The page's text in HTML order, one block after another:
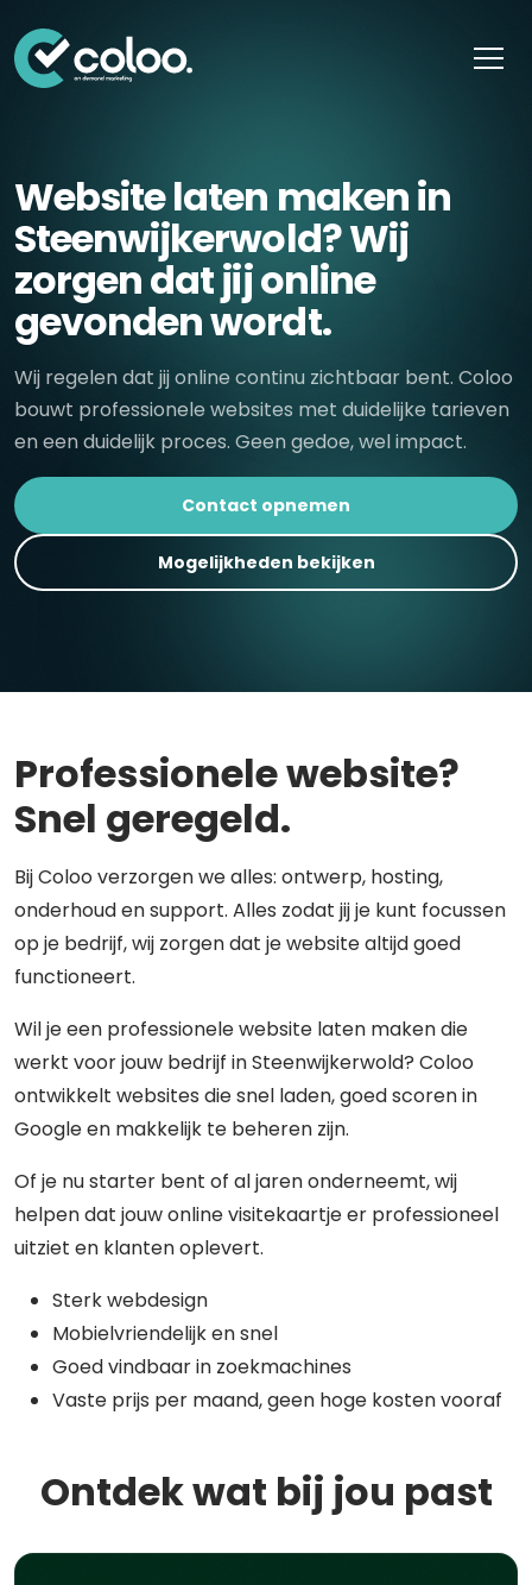
Website laten maken in
Steenwijkerwold? Wij
zorgen dat jij online
gevonden wordt.
Wij regelen dat jij online continu zichtbaar bent. Coloo
bouwt professionele websites met duidelijke tarieven
en een duidelijk proces. Geen gedoe, wel impact.
Contact opnemen
Mogelijkheden bekijken
Professionele website?
Snel geregeld.
Bij Coloo verzorgen we alles: ontwerp, hosting,
onderhoud en support. Alles zodat jij je kunt focussen
op je bedrijf, wij zorgen dat je website altijd goed
functioneert.
Wil je een professionele website laten maken die
werkt voor jouw bedrijf in Steenwijkerwold? Coloo
ontwikkelt websites die snel laden, goed scoren in
Google en makkelijk te beheren zijn.
Of je nu starter bent of al jaren onderneemt, wij
helpen dat jouw online visitekaartje er professioneel
uitziet en klanten oplevert.
Sterk webdesign
Mobielvriendelijk en snel
Goed vindbaar in zoekmachines
Vaste prijs per maand, geen hoge kosten vooraf
Ontdek wat bij jou past